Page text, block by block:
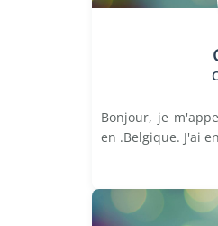
Bonjour, je
en .Belgique. J'ai